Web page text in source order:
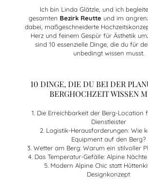
Ich bin Linda Glätzle, und ich
gesamten Bezirk Reutte und im
dabei, maßgeschneiderte
Herz und feinem Gespür für Ästhetik
sind 10 essenzielle Dinge, die du für
unbedingt wissen musst.
10 DINGE, DIE DU BEI DER
BERGHOCHZEIT WISSEN
Die Erreichbarkeit der Berg-Location
Dienstleister
Logistik-Herausforderungen: Wie
Equipment auf den Berg?
Wetter am Berg: Warum ein stilvoller
Das Temperatur-Gefälle: Alpine
Modern Alpine Chic statt
Designkonzept